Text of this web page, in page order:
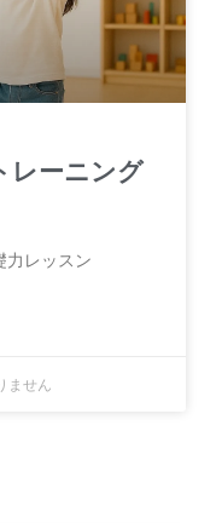
レーニング
力レッスン
ません